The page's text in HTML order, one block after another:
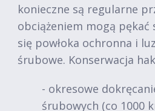
konieczne są regularne
obciążeniem mogą pękać
się powłoka ochronna i
śrubowe. Konserwacja
- okresowe
śrubowych (co 1000